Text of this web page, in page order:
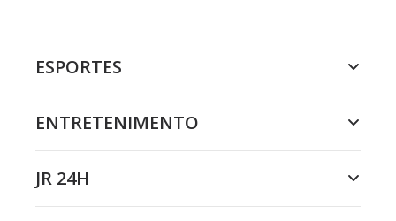
ESPORTES
ENTRETENIMENTO
JR 24H